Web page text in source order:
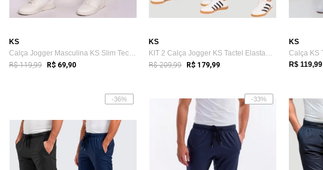
KS
Calça Jogger Masculina KS Slim Tecido Dr...
R$ 119,99 R$ 69,90
KS
KIT 2 Calça Jogger KS Tactel Elastano Pr...
R$ 209,99 R$ 179,99
KS
R$ 119,99
-36% -33%